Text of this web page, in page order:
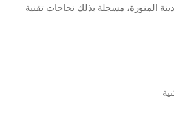
المنورة، مسجلة بذلك نجاحات تقنية